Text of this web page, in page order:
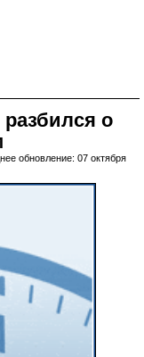
о
обновление: 07 октября